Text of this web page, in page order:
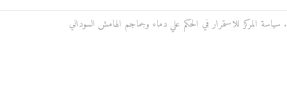
المركز للاستمرار في الحكم علي دماء وجماجم الهامش السوداني